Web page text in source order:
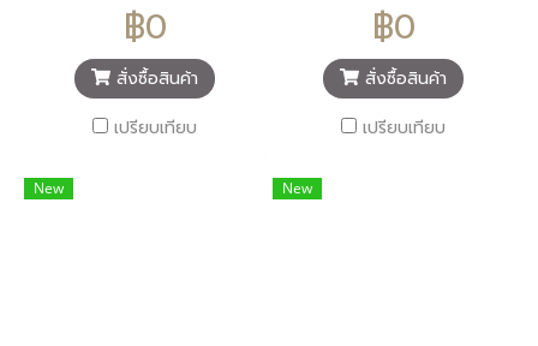
฿0
สั่งซื้อสินค้า
เปรียบเทียบ
฿0
สั่งซื้อสินค้า
เปรียบเทียบ
New New